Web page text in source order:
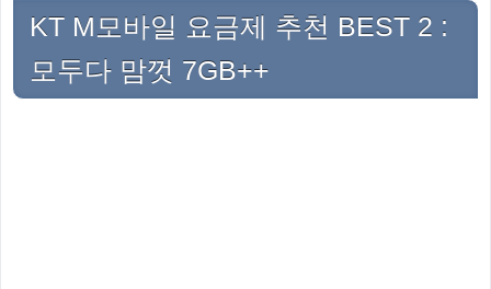
KT M모바일 요금제 추천 BEST 2 :
모두다 맘껏 7GB++